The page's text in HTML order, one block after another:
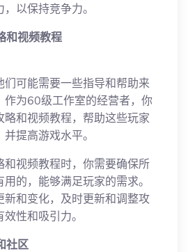
以保持竞争力。
和视频教程
们可能需要一些指导和帮助来
作为60级工作室的经营者，你
略和视频教程，帮助这些玩家
提高游戏水平。
和视频教程时，你需要确保所
的，能够满足玩家的需求。
新和变化，及时更新和调整攻
性和吸引力。
社区